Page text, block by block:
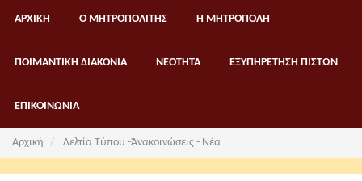
ΑΡΧΙΚΗ Ο ΜΗΤΡΟΠΟΛΙΤΗΣ Η ΜΗΤΡΟΠΟΛΗ
ΠΟΙΜΑΝΤΙΚΗ ΔΙΑΚΟΝΙΑ ΝΕΟΤΗΤΑ ΕΞΥΠΗΡΕΤΗΣΗ ΠΙΣΤΩΝ
ΕΠΙΚΟΙΝΩΝΙΑ
Αρχική Δελτία Τύπου -Ἀνακοινώσεις - Νέα